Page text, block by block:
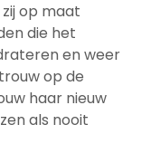
op maat
die het
en weer
op de
haar nieuw
als nooit